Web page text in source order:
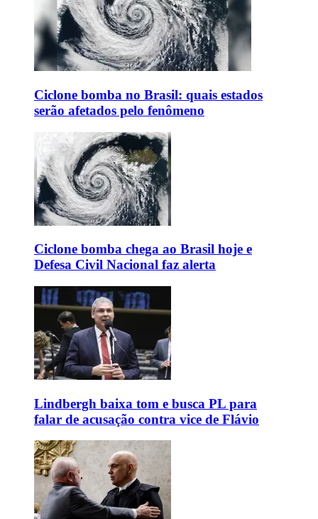
Ciclone bomba no Brasil: quais estados
serão afetados pelo fenômeno
Ciclone bomba chega ao Brasil hoje e
Defesa Civil Nacional faz alerta
Lindbergh baixa tom e busca PL para
falar de acusação contra vice de Flávio